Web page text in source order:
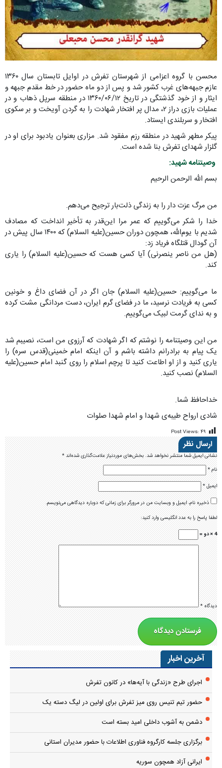
محسن با گروه اعزامی از شهرستان تفرش در اوایل تابستان سال ۱۳۶۰
عازم جبهه‌های غرب کشور شد و پس از دو ماه حضور در خط مقدم جبهه و
ایثار و از خود گذشتگی در تاریخ ۱۳۶۰/۰۶/۱۲ در منطقه سرپل ذهاب و در
عملیات بازی دراز ۲، مدال پر افتخار شهادت را به گردن آویخت و بر سکوی
افتخار و سربلندی ایستاد.
پیکر مطهر شهید در منطقه رزم مفقود شد. مزاری بعنوان یادبود برای او در
گلزار شهدای تفرش بنا شده است.
وصیتنامه شهید:
بسم الله الرحمن الرحیم
من مرگ عزت دار را به زندگی ذلت‌بار ترجیح می‌دهم.
خدا را شکر می‌گوییم که عمر مرا این‌قدر به تأخیر انداخت که مصادف
شدیم با یوم‌الله، همچون دوران حسین(علیه السلام) که ۱۴۰۰ سال پیش در
آن گودال قتلگاه فریاد زد:
(هل من ناصر ینصرنی) آیا کسی هست که حسین(علیه السلام) را یاری
کند.
ما می‌گوییم: حسین(علیه السلام) جان اگر در آن فضای داغ و خونین
کسی به فریادت نرسید، ما در فضای گرم ایران، دست مردانگی مشت کرده
و به ندای گرمت لبیک می‌گوییم.
من این وصیتنامه را نوشتم که اگر شهادت که آرزوی من است، نصیبم شد
یک پیام به برادرانم داشته باشم و آن اینکه امام خمینی(قدس سره) را
یاری کنید و از او اطاعت کنید تا پرچم اسلام را روی گنبد امام حسین(علیه
السلام) نصب کنید.
خداحافظ شما.
شادی ارواح طیبه‌ی شهدا و امام شهدا صلوات
Post Views: ۴۹
ارسال نظر
نشانی ایمیل شما منتشر نخواهد شد.بخش‌های موردنیاز علامت‌گذاری شده‌اند*
نام*
ایمیل*
ذخیره نام، ایمیل و وبسایت من در مرورگر برای زمانی که دوباره دیدگاهی می‌نویسم.
لطفا پاسخ را به عدد انگلیسی وارد کنید:
4 × دو =
دیدگاه*
آخرین اخبار
اجرای طرح «زندگی با آیه‌ها» در کانون تفرش
حضور تیم تنیس روی میز تفرش برای اولین در لیگ دسته یک
دشمن به آشوب داخلی امید بسته است
برگزاری جلسه کارگروه فناوری اطلاعات با حضور مدیران استانی
ایرانی آزاد همچون سوریه